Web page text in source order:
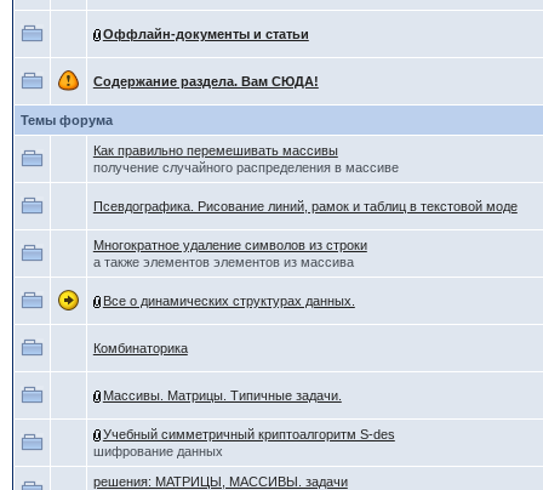
Оффлайн-документы и статьи
Содержание раздела. Вам СЮДА!
Темы форума
Как правильно перемешивать массивы
получение случайного распределения в массиве
Псевдографика. Рисование линий, рамок и таблиц в текстовой моде
Многократное удаление символов из строки
а также элементов элементов из массива
Все о динамических структурах данных.
Комбинаторика
Массивы. Матрицы. Типичные задачи.
Учебный симметричный криптоалгоритм S-des
шифрование данных
решения: МАТРИЦЫ, МАССИВЫ. задачи